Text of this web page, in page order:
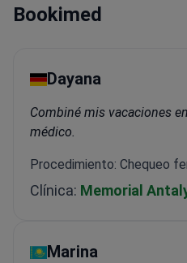
Bookimed
Dayana
Combiné mis vacaciones
médico.
Procedimiento: Chequeo
Clínica: Memorial
Marina